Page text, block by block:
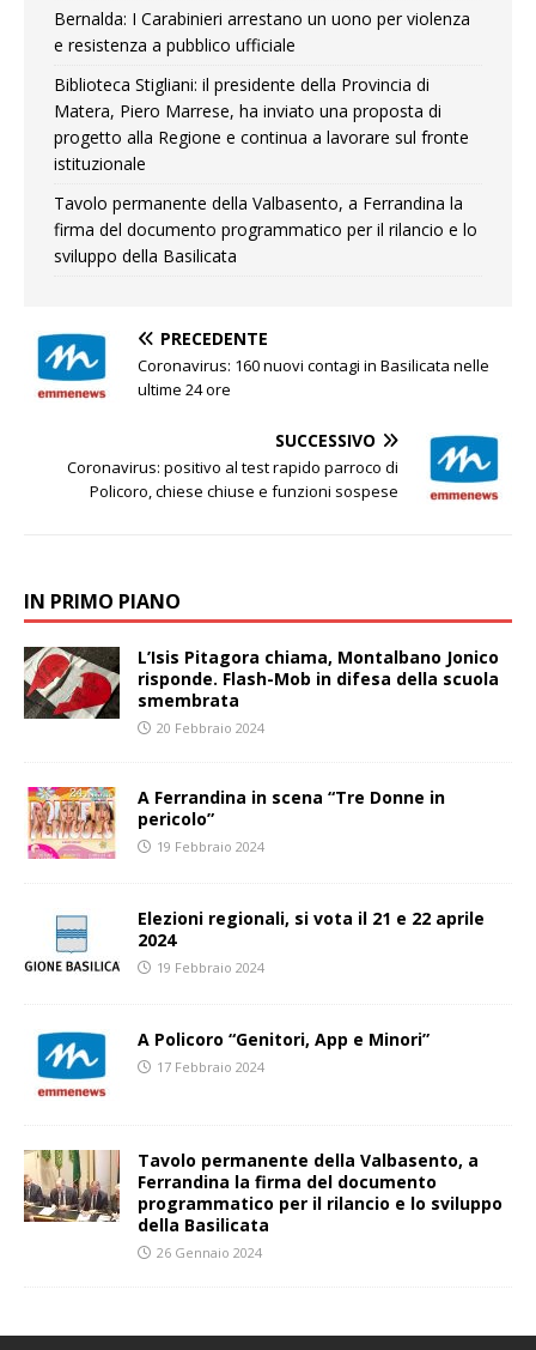
Bernalda: I Carabinieri arrestano un uono per violenza
e resistenza a pubblico ufficiale
Biblioteca Stigliani: il presidente della Provincia di
Matera, Piero Marrese, ha inviato una proposta di
progetto alla Regione e continua a lavorare sul fronte
istituzionale
Tavolo permanente della Valbasento, a Ferrandina la
firma del documento programmatico per il rilancio e lo
sviluppo della Basilicata
PRECEDENTE
Coronavirus: 160 nuovi contagi in Basilicata nelle
ultime 24 ore
SUCCESSIVO
Coronavirus: positivo al test rapido parroco di
Policoro, chiese chiuse e funzioni sospese
IN PRIMO PIANO
L’Isis Pitagora chiama, Montalbano Jonico
risponde. Flash-Mob in difesa della scuola
smembrata
20 Febbraio 2024
A Ferrandina in scena “Tre Donne in
pericolo”
19 Febbraio 2024
Elezioni regionali, si vota il 21 e 22 aprile
2024
19 Febbraio 2024
A Policoro “Genitori, App e Minori”
17 Febbraio 2024
Tavolo permanente della Valbasento, a
Ferrandina la firma del documento
programmatico per il rilancio e lo sviluppo
della Basilicata
26 Gennaio 2024